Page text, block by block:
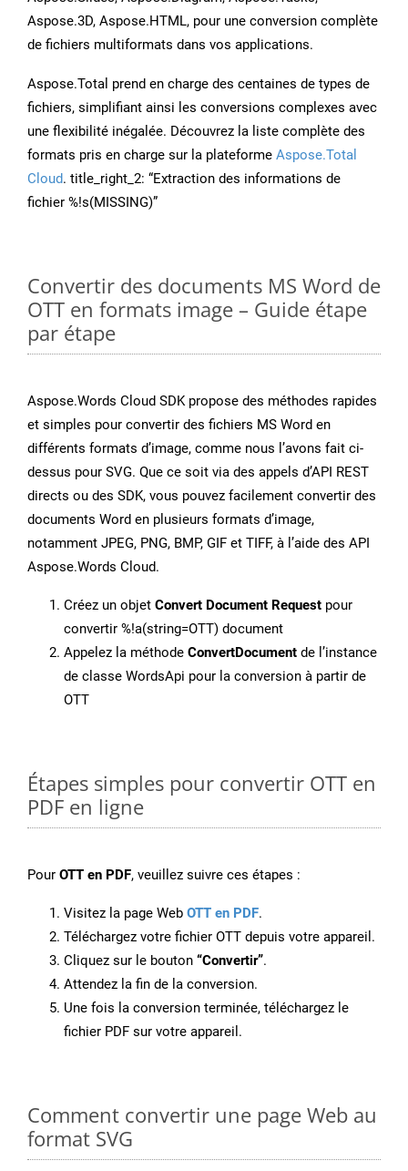
Aspose.3D, Aspose.HTML, pour une conversion complète
de fichiers multiformats dans vos applications.
Aspose.Total prend en charge des centaines de types de
fichiers, simplifiant ainsi les conversions complexes avec
une flexibilité inégalée. Découvrez la liste complète des
formats pris en charge sur la plateforme Aspose.Total
Cloud. title_right_2: “Extraction des informations de
fichier %!s(MISSING)”
Convertir des documents MS Word de
OTT en formats image – Guide étape
par étape
Aspose.Words Cloud SDK propose des méthodes rapides
et simples pour convertir des fichiers MS Word en
différents formats d’image, comme nous l’avons fait ci-
dessus pour SVG. Que ce soit via des appels d’API REST
directs ou des SDK, vous pouvez facilement convertir des
documents Word en plusieurs formats d’image,
notamment JPEG, PNG, BMP, GIF et TIFF, à l’aide des API
Aspose.Words Cloud.
Créez un objet Convert Document Request pour
convertir %!a(string=OTT) document
Appelez la méthode ConvertDocument de l’instance
de classe WordsApi pour la conversion à partir de
OTT
Étapes simples pour convertir OTT en
PDF en ligne
Pour OTT en PDF, veuillez suivre ces étapes :
Visitez la page Web OTT en PDF.
Téléchargez votre fichier OTT depuis votre appareil.
Cliquez sur le bouton “Convertir”.
Attendez la fin de la conversion.
Une fois la conversion terminée, téléchargez le
fichier PDF sur votre appareil.
Comment convertir une page Web au
format SVG